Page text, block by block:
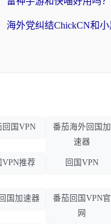
回国VPN
番茄海外回国加
速器
VPN推荐 回国VPN
国加速器
番茄回国VPN官
网